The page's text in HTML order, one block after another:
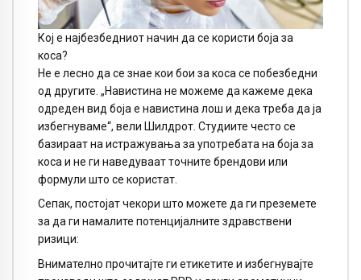
Кој е најбезбедниот начин да се користи боја за
коса?
Не е лесно да се знае кои бои за коса се побезбедни
од другите. „Навистина не можеме да кажеме дека
одреден вид боја е навистина лош и дека треба да ја
избегнуваме“, вели Шилдрот. Студиите често се
базираат на истражувања за употребата на боја за
коса и не ги наведуваат точните брендови или
формули што се користат.
Сепак, постојат чекори што можете да ги преземете
за да ги намалите потенцијалните здравствени
ризици:
Внимателно прочитајте ги етикетите и избегнувајте